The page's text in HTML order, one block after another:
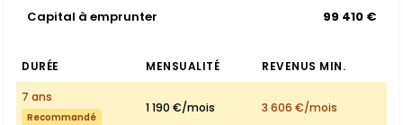
Capital à emprunter 99 410 €
DURÉE MENSUALITÉ
REVENUS MIN.
7 ans
Recommandé
1 190 €/mois 3 606 €/mois